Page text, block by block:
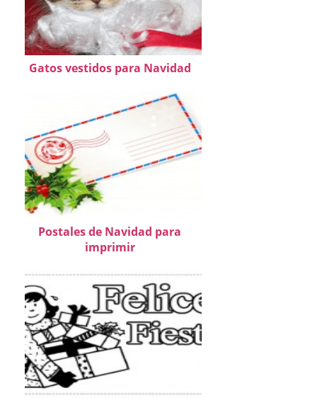
Gatos vestidos para Navidad
Postales de Navidad para
imprimir